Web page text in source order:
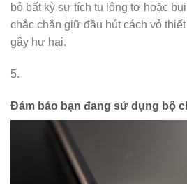
bỏ bất kỳ sự tích tụ lông tơ hoặc
chắc chắn giữ đầu hút cách vỏ
gây hư hại.
5.
Đảm bảo bạn đang sử dụng bộ